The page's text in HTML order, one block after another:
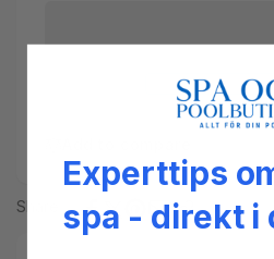
nackkudde
Share
Experttips
spa - direkt i